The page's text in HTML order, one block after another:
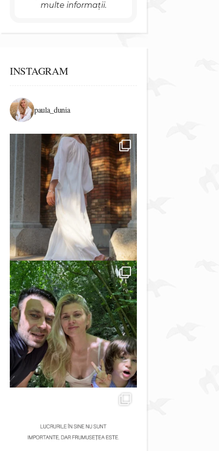
multe informații.
INSTAGRAM
paula_dunia